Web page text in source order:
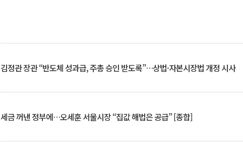
김정관 장관 “반도체 성과급, 주총 승인 받도록”…상법·자본시장법 개정 시사
세금 꺼낸 정부에…오세훈 서울시장 “집값 해법은 공급” [종합]